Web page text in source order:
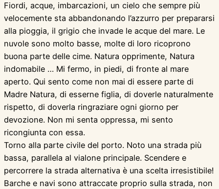
Fiordi, acque, imbarcazioni, un cielo che sempre più
velocemente sta abbandonando l’azzurro per prepararsi
alla pioggia, il grigio che invade le acque del mare. Le
nuvole sono molto basse, molte di loro ricoprono
buona parte delle cime. Natura opprimente, Natura
indomabile … Mi fermo, in piedi, di fronte al mare
aperto. Qui sento come non mai di essere parte di
Madre Natura, di esserne figlia, di doverle naturalmente
rispetto, di doverla ringraziare ogni giorno per
devozione. Non mi senta oppressa, mi sento
ricongiunta con essa.
Torno alla parte civile del porto. Noto una strada più
bassa, parallela al vialone principale. Scendere e
percorrere la strada alternativa è una scelta irresistibile!
Barche e navi sono attraccate proprio sulla strada, non